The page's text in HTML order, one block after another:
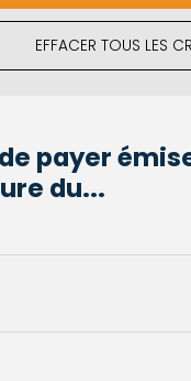
EFFACER TOUS LES
payer
du...